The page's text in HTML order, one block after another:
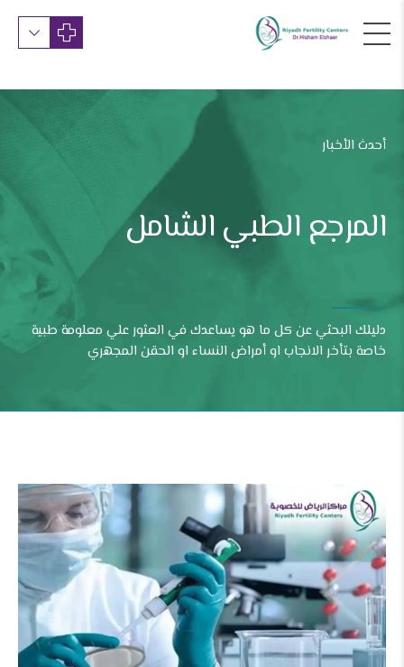
أحدث الأخبار
المرجع الطبي الشامل
دليلك البحثي عن كل ما هو يساعدك في العثور علي معلومة طبية
خاصة بتأخر الانجاب او أمراض النساء او الحقن المجهري